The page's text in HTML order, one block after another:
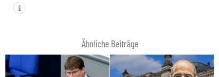
Ähnliche Beiträge